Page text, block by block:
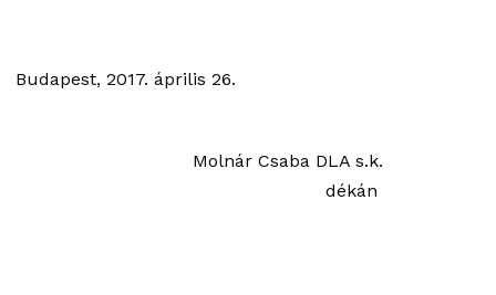
Budapest, 2017. április 26.
Molnár Csaba DLA s.k.
dékán